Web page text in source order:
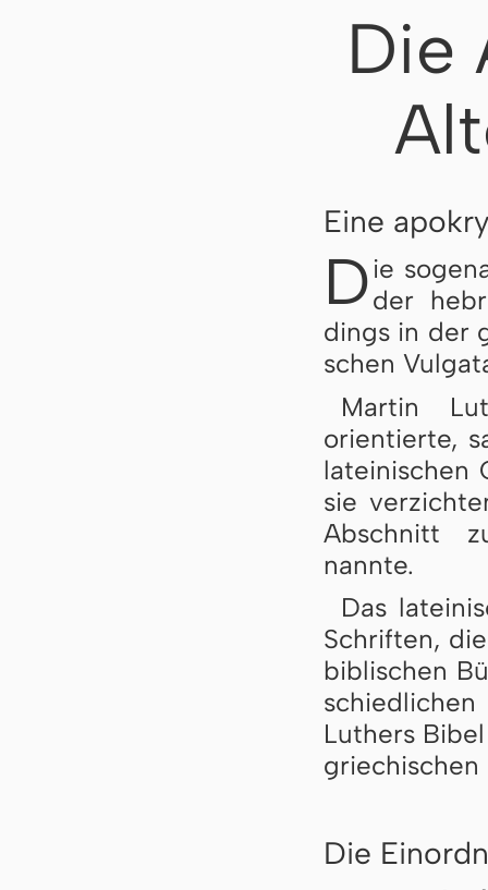
Die
Eine
D ie
der
dings in der
schen
Martin
orientierte,
la­tei­ni­schen
sie
Ab­schnitt
nann­te.
Das
Schrif­ten,
bi­b­li­schen
Lu­thers
Die